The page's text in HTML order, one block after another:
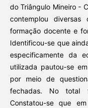
do Triângulo Mineiro -
contemplou
formação docente e
Identificou-se que
especificamente da
utilizada pautou-se
por meio de
fechadas. No total
Constatou-se que